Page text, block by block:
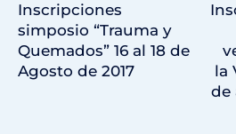
Inscripciones
simposio “Trauma y
Quemados” 16 al 18 de
Agosto de 2017
la
de